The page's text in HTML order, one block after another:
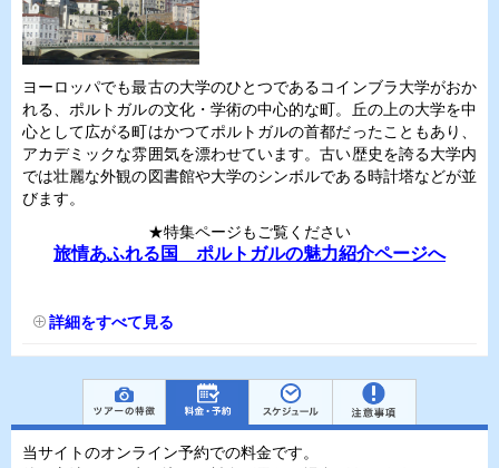
ヨーロッパでも最古の大学のひとつであるコインブラ大学がおか
れる、ポルトガルの文化・学術の中心的な町。丘の上の大学を中
心として広がる町はかつてポルトガルの首都だったこともあり、
アカデミックな雰囲気を漂わせています。古い歴史を誇る大学内
では壮麗な外観の図書館や大学のシンボルである時計塔などが並
びます。
★特集ページもご覧ください
旅情あふれる国 ポルトガルの魅力紹介ページへ
詳細をすべて見る
当サイトのオンライン予約での料金です。